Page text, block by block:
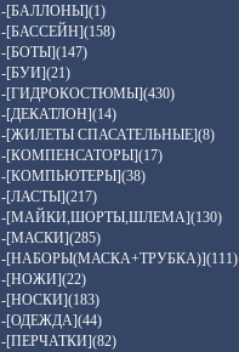
-[БАЛЛОНЫ](1)
-[БАССЕЙН](158)
-[БОТЫ](147)
-[БУИ](21)
-[ГИДРОКОСТЮМЫ](430)
-[ДЕКАТЛОН](14)
-[ЖИЛЕТЫ СПАСАТЕЛЬНЫЕ](8)
-[КОМПЕНСАТОРЫ](17)
-[КОМПЬЮТЕРЫ](38)
-[ЛАСТЫ](217)
-[МАЙКИ,ШОРТЫ,ШЛЕМА](130)
-[МАСКИ](285)
-[НАБОРЫ(МАСКА+ТРУБКА)](111)
-[НОЖИ](22)
-[НОСКИ](183)
-[ОДЕЖДА](44)
-[ПЕРЧАТКИ](82)